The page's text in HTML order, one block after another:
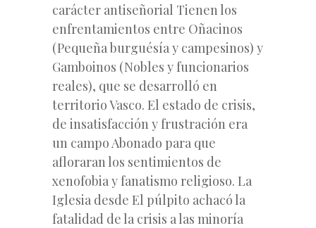
carácter antiseñorial Tienen los
enfrentamientos entre Oñacinos
(Pequeña burguésía y campesinos) y
Gamboinos (Nobles y funcionarios
reales), que se desarrolló en
territorio Vasco. El estado de crisis,
de insatisfacción y frustración era
un campo Abonado para que
afloraran los sentimientos de
xenofobia y fanatismo religioso. La
Iglesia desde El púlpito achacó la
fatalidad de la crisis a las minoría